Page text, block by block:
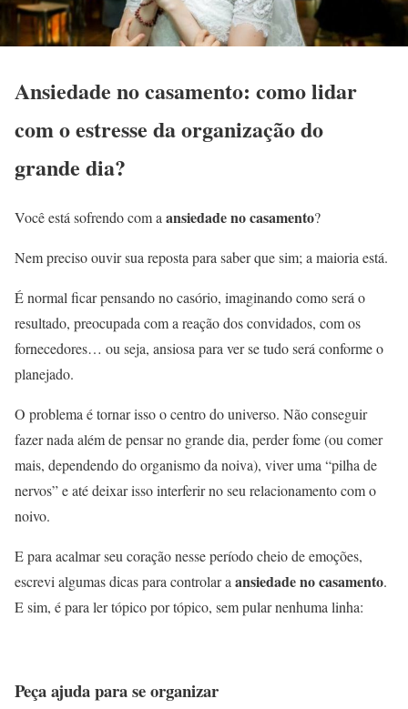
Ansiedade no casamento: como lidar
com o estresse da organização do
grande dia?
Você está sofrendo com a ansiedade no casamento?
Nem preciso ouvir sua reposta para saber que sim; a maioria está.
É normal ficar pensando no casório, imaginando como será o
resultado, preocupada com a reação dos convidados, com os
fornecedores… ou seja, ansiosa para ver se tudo será conforme o
planejado.
O problema é tornar isso o centro do universo. Não conseguir
fazer nada além de pensar no grande dia, perder fome (ou comer
mais, dependendo do organismo da noiva), viver uma “pilha de
nervos” e até deixar isso interferir no seu relacionamento com o
noivo.
E para acalmar seu coração nesse período cheio de emoções,
escrevi algumas dicas para controlar a ansiedade no casamento.
E sim, é para ler tópico por tópico, sem pular nenhuma linha:
Peça ajuda para se organizar